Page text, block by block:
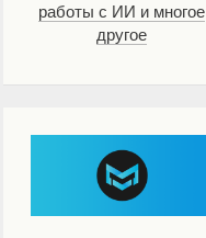
работы с ИИ и многое
другое